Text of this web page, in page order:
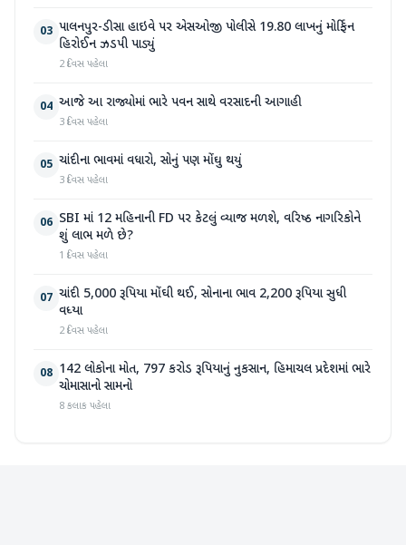
03 પાલનપુર-ડીસા હાઇવે પર એસઓજી પોલીસે 19.80 લાખનું મોર્ફિન
હિરોઈન ઝડપી પાડ્યું
2 દિવસ પહેલા
04 આજે આ રાજ્યોમાં ભારે પવન સાથે વરસાદની આગાહી
3 દિવસ પહેલા
05 ચાંદીના ભાવમાં વધારો, સોનું પણ મોંઘુ થયું
3 દિવસ પહેલા
06 SBI માં 12 મહિનાની FD પર કેટલું વ્યાજ મળશે, વરિષ્ઠ નાગરિકોને
શું લાભ મળે છે?
1 દિવસ પહેલા
07 ચાંદી 5,000 રૂપિયા મોંઘી થઈ, સોનાના ભાવ 2,200 રૂપિયા સુધી
વધ્યા
2 દિવસ પહેલા
08 142 લોકોના મોત, 797 કરોડ રૂપિયાનું નુકસાન, હિમાચલ પ્રદેશમાં ભારે
ચોમાસાનો સામનો
8 કલાક પહેલા